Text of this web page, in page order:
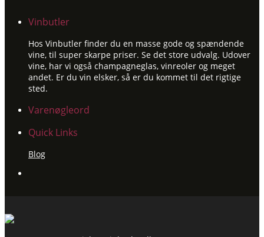
Vinbutler
Hos Vinbutler finder du en masse gode og spændende
vine, til super skarpe priser. Se det store udvalg. Udover
vine, har vi også champagneglas, vinreoler og meget
andet. Er du vin elsker, så er du kommet til det rigtige
sted.
Varenøgleord
Quick Links
Blog